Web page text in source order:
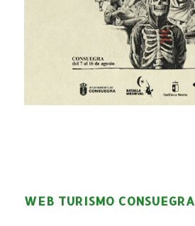
WEB TURISMO CONSUEGRA